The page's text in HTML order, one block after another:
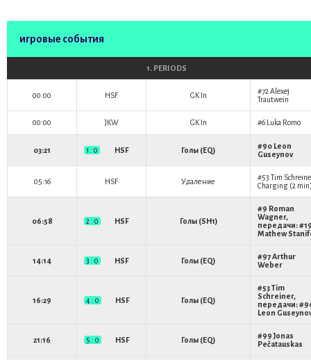
игровые события
1. PERIODS
00:00 HSF GK In #72 Alexej
Trautwein
00:00 JKW GK In #6 Luka Romo
03:21 1 : 0 HSF Голы (EQ) #90 Leon
Guseynov
05:16 HSF Удаление #53 Tim
Charging (2
06:58 2 : 0 HSF Голы (SH1)
#9 Roman
Wagner,
передачи:
Mathew
14:14 3 : 0 HSF Голы (EQ) #97Arthur
Weber
16:29 4 : 0 HSF Голы (EQ)
#53Tim
Schreiner,
передачи:
Leon
21:16 5 : 0 HSF Голы (EQ) #99Jonas
Pečatauskas